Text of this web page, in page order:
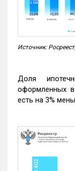
Источник:
Доля
оформленных
есть на 3%